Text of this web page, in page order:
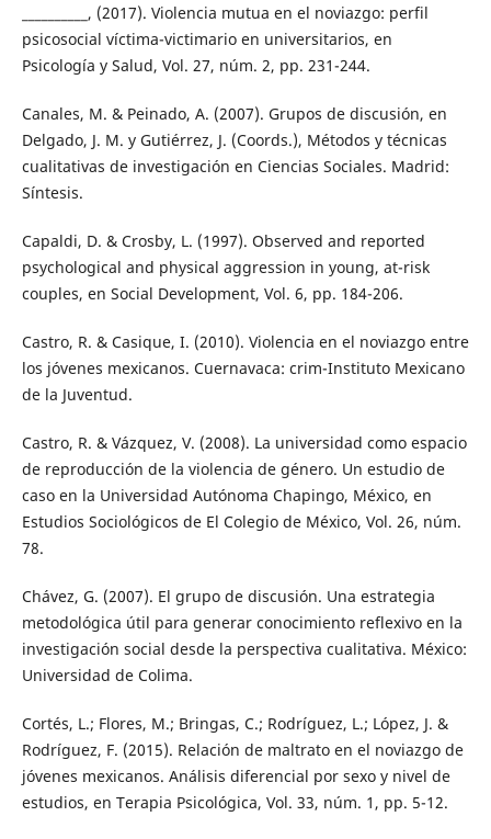
__________, (2017). Violencia mutua en el noviazgo: perfil
psicosocial víctima-victimario en universitarios, en
Psicología y Salud, Vol. 27, núm. 2, pp. 231-244.
Canales, M. & Peinado, A. (2007). Grupos de discusión, en
Delgado, J. M. y Gutiérrez, J. (Coords.), Métodos y técnicas
cualitativas de investigación en Ciencias Sociales. Madrid:
Síntesis.
Capaldi, D. & Crosby, L. (1997). Observed and reported
psychological and physical aggression in young, at-risk
couples, en Social Development, Vol. 6, pp. 184-206.
Castro, R. & Casique, I. (2010). Violencia en el noviazgo entre
los jóvenes mexicanos. Cuernavaca: crim-Instituto Mexicano
de la Juventud.
Castro, R. & Vázquez, V. (2008). La universidad como espacio
de reproducción de la violencia de género. Un estudio de
caso en la Universidad Autónoma Chapingo, México, en
Estudios Sociológicos de El Colegio de México, Vol. 26, núm.
78.
Chávez, G. (2007). El grupo de discusión. Una estrategia
metodológica útil para generar conocimiento reflexivo en la
investigación social desde la perspectiva cualitativa. México:
Universidad de Colima.
Cortés, L.; Flores, M.; Bringas, C.; Rodríguez, L.; López, J. &
Rodríguez, F. (2015). Relación de maltrato en el noviazgo de
jóvenes mexicanos. Análisis diferencial por sexo y nivel de
estudios, en Terapia Psicológica, Vol. 33, núm. 1, pp. 5-12.